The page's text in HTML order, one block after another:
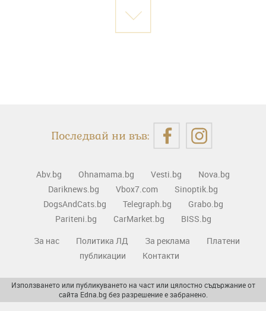
Последвай ни във:
Abv.bg Ohnamama.bg Vesti.bg
Nova.bg
Dariknews.bg
Vbox7.com
Sinoptik.bg
DogsAndCats.bg
Telegraph.bg
Grabo.bg
Pariteni.bg
CarMarket.bg
BISS.bg
За нас
Политика ЛД За реклама
Платени
публикации
Контакти
Използването или публикуването на част или цялостно съдържание от
сайта Edna.bg без разрешение е забранено.